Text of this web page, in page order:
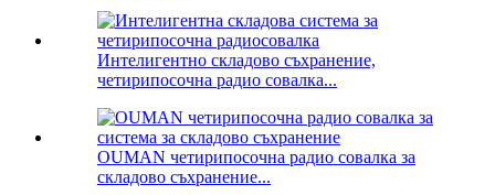
Интелигентно складово съхранение,
четирипосочна радио совалка...
OUMAN четирипосочна радио совалка за
складово съхранение...